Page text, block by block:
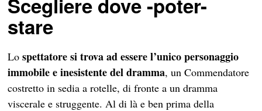
Scegliere dove -poter-
stare
Lospettatore si trova ad essere l’unico personaggio
immobile e inesistente del dramma, un Commendatore
costretto in sedia a rotelle, di fronte a un dramma
viscerale e struggente. Al di là e ben prima della